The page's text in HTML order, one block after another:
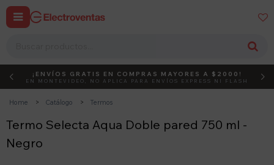
 
DEBUT ACTIVÁ EL CÓDIGO
¡ENVÍOS GRATIS EN COMPRAS MAYORES A $2000!
EN MONTEVIDEO, NO APLICA PARA ENVÍOS EXPRESS NI FLASH
Home Catálogo Termos
Termo Selecta Aqua Doble pared 750 ml -
Negro